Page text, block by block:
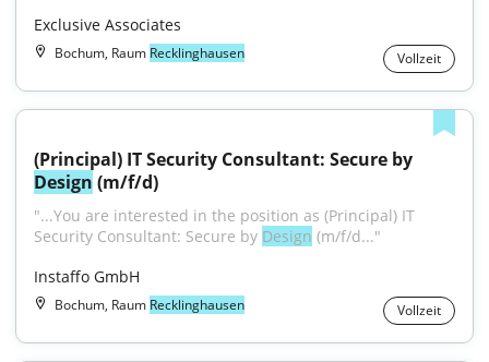
Exclusive Associates
Bochum, Raum Recklinghausen Vollzeit
Design (m/f/d)
"...You are interested in the position as (Principal) IT
Security Consultant: Secure by Design (m/f/d..."
Instaffo GmbH
Bochum, Raum Recklinghausen Vollzeit